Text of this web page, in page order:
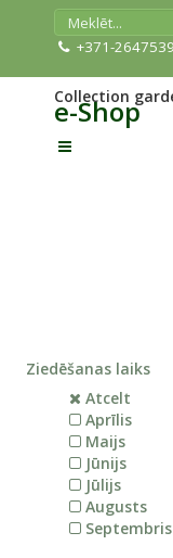
+371-
e-Shop
Collection
Ziedēšanas laiks
Atcelt
Aprīlis
Maijs
Jūnijs
Jūlijs
Augusts
Septembris